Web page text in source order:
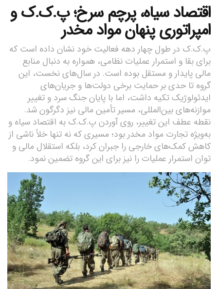
اقتصاد سیاه، پرچم سرخ؛ پ.ک.ک و
امپراتوری پنهان مواد مخدر
پ.ک.ک در طول چهار دهه فعالیت خود نشان داده است که
برای بقا و استمرار عملیات نظامی، همواره به دنبال منابع
مالی پایدار و مستقل بوده است. در سال‌های نخست، این
گروه تا حدی بر حمایت برخی دولت‌ها و جریان‌های
ایدئولوژیک تکیه داشت، اما با پایان جنگ سرد و تغییر
موازنه‌های بین‌المللی، مسیر تأمین مالی نیز دگرگون شد.
نقطه عطف این تغییر، روی آوردن پ.ک.ک به اقتصاد سیاه و
به‌ویژه تجارت مواد مخدر بود؛ مسیری که نه تنها خلأ ناشی از
کاهش کمک‌های خارجی را جبران کرد، بلکه استقلال مالی و
توان استمرار عملیات را نیز برای این گروه تضمین نمود.